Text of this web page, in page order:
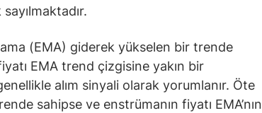
(EMA) giderek yükselen bir trende
EMA trend çizgisine yakın bir
alım sinyali olarak yorumlanır. Öte
sahipse ve enstrümanın fiyatı EMA’nın